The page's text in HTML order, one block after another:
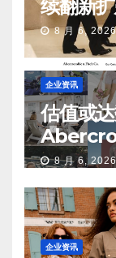
续翻新
第二、
8 月 6, 2026
企业资讯
估值或
中国业
8 月 6, 2026
企业资讯